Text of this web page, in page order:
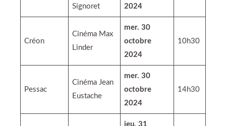
Signoret
2024
Créon
Cinéma Max
Linder
mer. 30
octobre
2024
10h30
Pessac
Cinéma Jean
Eustache
mer. 30
octobre
2024
14h30
jeu. 31